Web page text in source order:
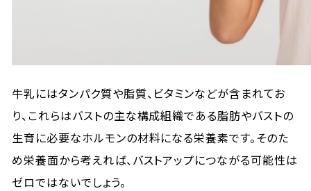
牛乳にはタンパク質や脂質、ビタミンなどが含まれてお
り、これらはバストの主な構成組織である脂肪やバストの
生育に必要なホルモンの材料になる栄養素です。そのた
め栄養面から考えれば、バストアップにつながる可能性は
ゼロではないでしょう。